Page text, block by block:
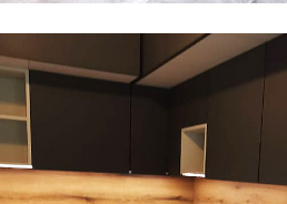
Elektromaterijal Vijčana roba